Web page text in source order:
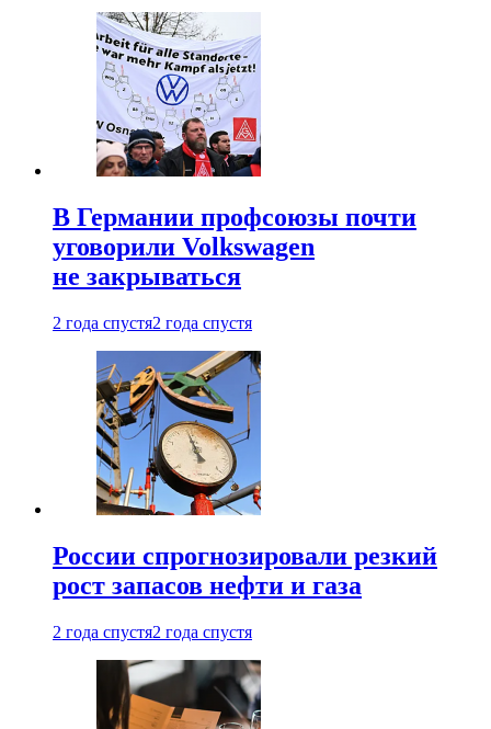
В Германии профсоюзы почти
уговорили Volkswagen
не закрываться
2 года спустя2 года спустя
России спрогнозировали резкий
рост запасов нефти и газа
2 года спустя2 года спустя